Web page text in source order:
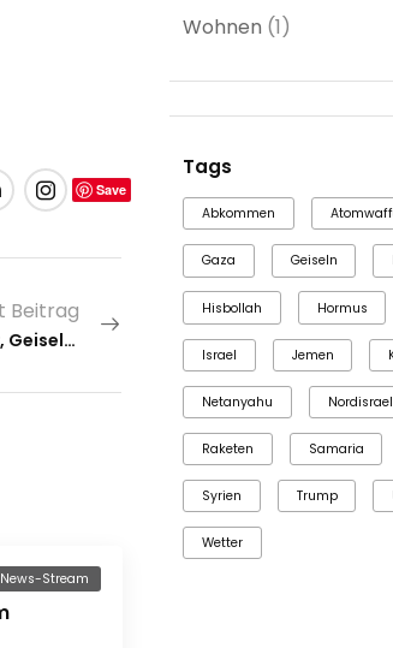
Wohnen (1)
Tags
Abkommen
Gaza Geiseln
Hisbollah Hormus
Israel Jemen
Netanyahu Nordisrael
Raketen Samaria
Syrien Trump
Wetter
Save
Beitrag
7. Oktober: Massaker, Geiselnahme, Trauma
News-Stream